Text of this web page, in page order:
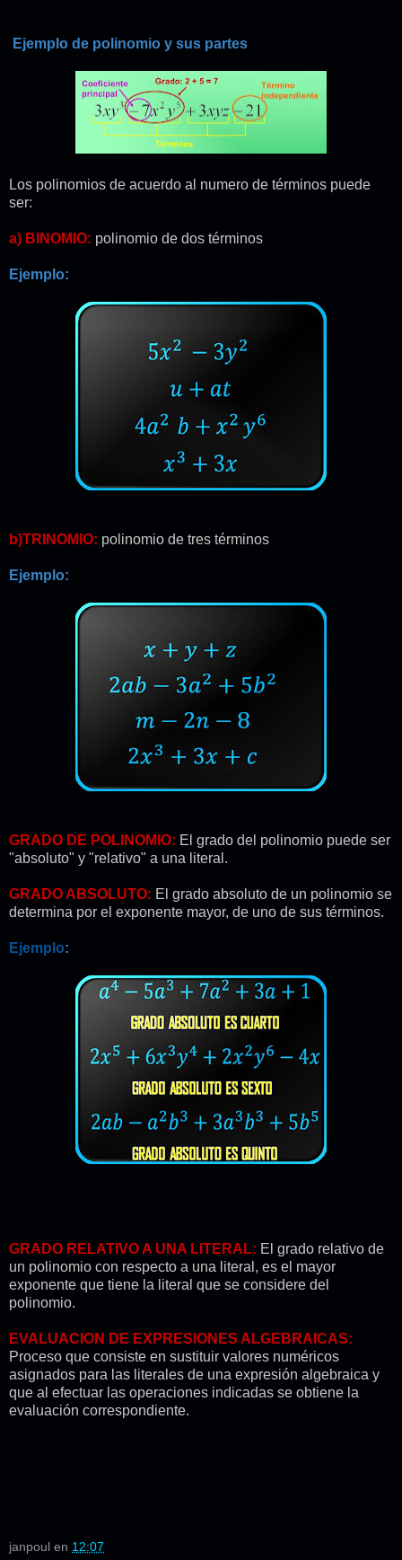
Ejemplo de polinomio y sus partes
Los polinomios de acuerdo al numero de términos puede
ser:
a) BINOMIO: polinomio de dos términos
Ejemplo:
b)TRINOMIO: polinomio de tres términos
Ejemplo:
GRADO DE POLINOMIO: El grado del polinomio puede ser
"absoluto" y "relativo" a una literal.
GRADO ABSOLUTO: El grado absoluto de un polinomio se
determina por el exponente mayor, de uno de sus términos.
Ejemplo:
GRADO RELATIVO A UNA LITERAL: El grado relativo de
un polinomio con respecto a una literal, es el mayor
exponente que tiene la literal que se considere del
polinomio.
EVALUACION DE EXPRESIONES ALGEBRAICAS:
Proceso que consiste en sustituir valores numéricos
asignados para las literales de una expresión algebraica y
que al efectuar las operaciones indicadas se obtiene la
evaluación correspondiente.
janpoul en 12:07